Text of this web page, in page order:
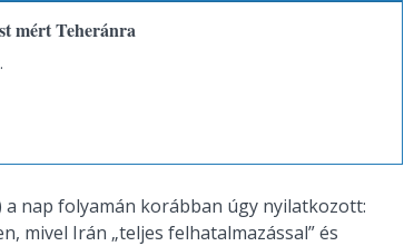
mért Teheránra
a nap folyamán korábban úgy nyilatkozott:
mivel Irán „teljes felhatalmazással” és